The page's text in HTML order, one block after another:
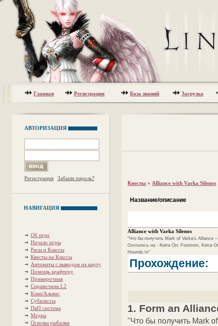
Главная Регистрация База знаний Загрузка
АВТОРИЗАЦИЯ
Регистрация Забыли пароль?
НАВИГАЦИЯ
Об игре
Начало игры
Расы и Классы
Квесты на Классы
Автоматы с выводом на карту
Помощь крафтеру
Примерочная
Справочник L2
Клан/Альянс
Субклассы
ПвП система
Медиа
Основы рыбалки
Квесты » Alliance with Varka Silenos
Название/описание
Alliance with Varka Silenos
"Что бы получить Mark of Varka's Alliance
Охотьтесь на - Ketra Orc Footmen, Ketra
Hounds.\n"
Прохождение:
1. Form an
"Что бы получить Mark